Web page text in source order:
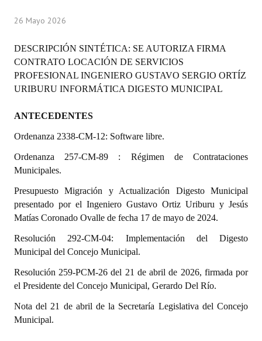
LEGISLACIÓN
Constitución Nacional
Reglamento Interno
Digesto
Organigrama
Informes de Gestión
Proyectos Presentados
Dictámenes Asesoría Letrada
Actas de Sesión
26 Mayo 2026
DESCRIPCIÓN SINTÉTICA: SE AUTORIZA FIRMA
CONTRATO LOCACIÓN DE SERVICIOS
PROFESIONAL INGENIERO GUSTAVO SERGIO ORTÍZ
URIBURU INFORMÁTICA DIGESTO MUNICIPAL
ANTECEDENTES
Ordenanza 2338-CM-12: Software libre.
Ordenanza 257-CM-89 : Régimen de Contrataciones
Municipales.
Presupuesto Migración y Actualización Digesto Municipal
presentado por el Ingeniero Gustavo Ortiz Uriburu y Jesús
Matías Coronado Ovalle de fecha 17 de mayo de 2024.
Resolución 292-CM-04: Implementación del Digesto
Municipal del Concejo Municipal.
Resolución 259-PCM-26 del 21 de abril de 2026, firmada por
el Presidente del Concejo Municipal, Gerardo Del Río.
Nota del 21 de abril de la Secretaría Legislativa del Concejo
Municipal.